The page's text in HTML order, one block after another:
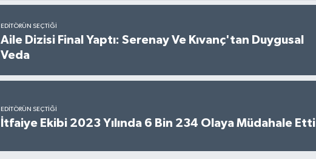
EDITÖRÜN SEÇTIĞI
Aile Dizisi Final Yaptı: Serenay Ve Kıvanç'tan Duygusal
Veda
EDITÖRÜN SEÇTIĞI
İtfaiye Ekibi 2023 Yılında 6 Bin 234 Olaya Müdahale Etti